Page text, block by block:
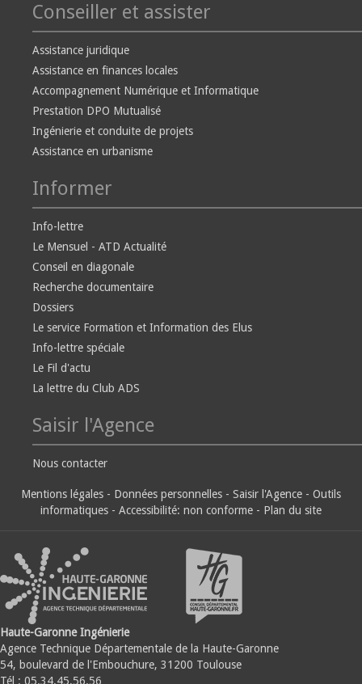
Conseiller et assister
Assistance juridique
Assistance en finances locales
Accompagnement Numérique et Informatique
Prestation DPO Mutualisé
Ingénierie et conduite de projets
Assistance en urbanisme
Informer
Info-lettre
Le Mensuel - ATD Actualité
Conseil en diagonale
Recherche documentaire
Dossiers
Le service Formation et Information des Elus
Info-lettre spéciale
Le Fil d'actu
La lettre du Club ADS
Saisir l'Agence
Nous contacter
Mentions légales - Données personnelles - Saisir l'Agence - Outils
informatiques - Accessibilité: non conforme - Plan du site
Haute-Garonne Ingénierie
Agence Technique Départementale de la Haute-Garonne
54, boulevard de l'Embouchure, 31200 Toulouse
Tél : 05.34.45.56.56